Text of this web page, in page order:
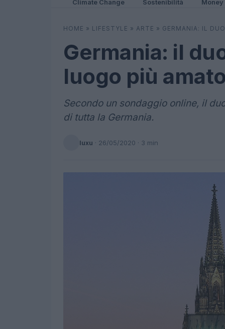
Climate Change Sostenibilità Money
HOME » LIFESTYLE » ARTE » GERMANIA: IL
Germania: il
luogo più amato
Secondo un sondaggio online, il
di tutta la Germania.
luxu · 26/05/2020 · 3 min